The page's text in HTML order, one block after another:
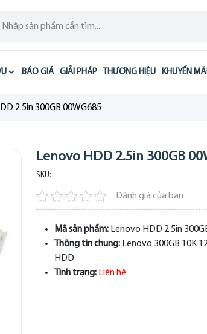
BÁO GIÁ GIẢI PHÁP THƯƠNG HIỆU KHUYẾN
2.5in 300GB 00WG685
Lenovo HDD 2.5in 300GB
SKU:
Đánh giá của bạn
Mã sản phẩm: Lenovo HDD 2.5in
Thông tin chung: Lenovo 300GB 10K
HDD
Tình trạng: Liên hệ